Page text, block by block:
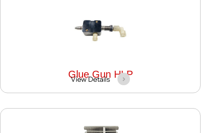
Glue Gun HLP
View Details